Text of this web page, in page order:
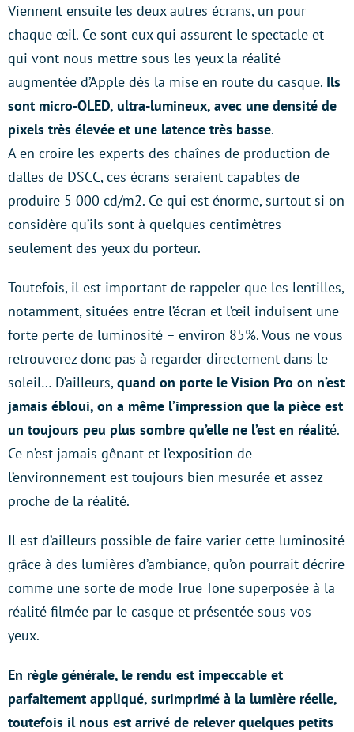
Viennent ensuite les deux autres écrans, un pour
chaque œil. Ce sont eux qui assurent le spectacle et
qui vont nous mettre sous les yeux la réalité
augmentée d’Apple dès la mise en route du casque. Ils
sont micro-OLED, ultra-lumineux, avec une densité de
pixels très élevée et une latence très basse.
A en croire les experts des chaînes de production de
dalles de DSCC, ces écrans seraient capables de
produire 5 000 cd/m2. Ce qui est énorme, surtout si on
considère qu’ils sont à quelques centimètres
seulement des yeux du porteur.
Toutefois, il est important de rappeler que les lentilles,
notamment, situées entre l’écran et l’œil induisent une
forte perte de luminosité – environ 85%. Vous ne vous
retrouverez donc pas à regarder directement dans le
soleil… D’ailleurs,quand on porte le Vision Pro on n’est
jamais ébloui, on a même l’impression que la pièce est
un toujours peu plus sombre qu’elle ne l’est en réalité.
Ce n’est jamais gênant et l’exposition de
l’environnement est toujours bien mesurée et assez
proche de la réalité.
Il est d’ailleurs possible de faire varier cette luminosité
grâce à des lumières d’ambiance, qu’on pourrait décrire
comme une sorte de mode True Tone superposée à la
réalité filmée par le casque et présentée sous vos
yeux.
En règle générale, le rendu est impeccable et
parfaitement appliqué, surimprimé à la lumière réelle,
toutefois il nous est arrivé de relever quelques petits